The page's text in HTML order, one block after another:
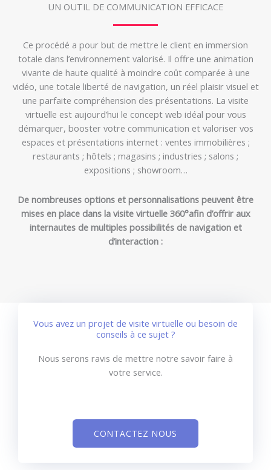
UN OUTIL DE COMMUNICATION EFFICACE
Ce procédé a pour but de mettre le client en immersion
totale dans l’environnement valorisé. Il offre une animation
vivante de haute qualité à moindre coût comparée à une
vidéo, une totale liberté de navigation, un réel plaisir visuel et
une parfaite compréhension des présentations. La visite
virtuelle est aujourd’hui le concept web idéal pour vous
démarquer, booster votre communication et valoriser vos
espaces et présentations internet : ventes immobilières ;
restaurants ; hôtels ; magasins ; industries ; salons ;
expositions ; showroom…
De nombreuses options et personnalisations peuvent être
mises en place dans la visite virtuelle 360°afin d’offrir aux
internautes de multiples possibilités de navigation et
d’interaction :
Vous avez un projet de visite virtuelle ou besoin de
conseils à ce sujet ?
Nous serons ravis de mettre notre savoir faire à
votre service.
CONTACTEZ NOUS